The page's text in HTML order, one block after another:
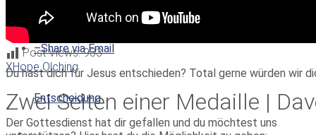
Post Views: 933
XHope Olching
Zwei Seiten einer Medaille |
Share on Twitter
–Share on Facebook
–Share via Email
Du hast dich für Jesus entschieden? Total gerne würden wir
Entscheidung
Der Gottesdienst hat dir gefallen und du möchtest uns